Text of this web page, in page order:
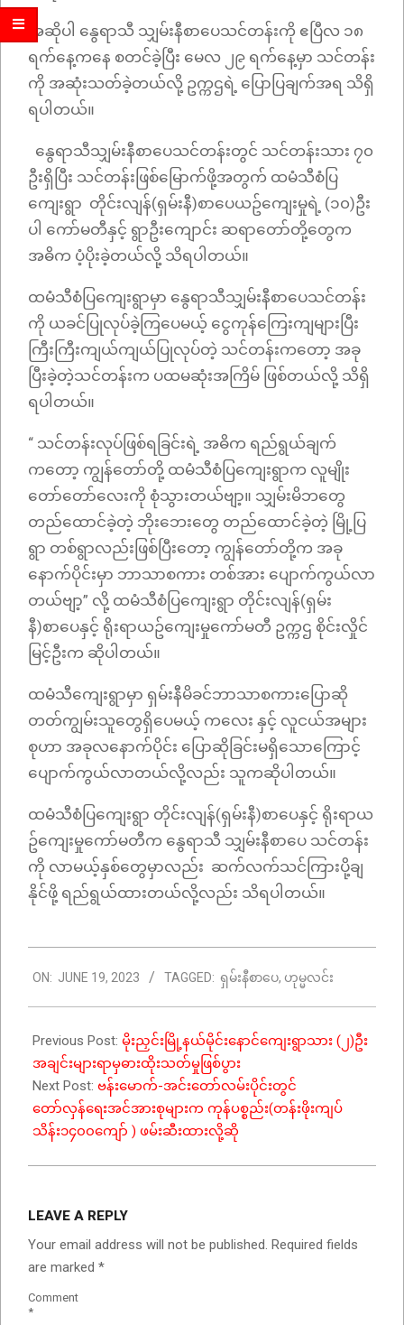
အဆိုပါ နွေရာသီ သျှမ်းနီစာပေသင်တန်းကို ဧပြီလ ၁၈
ရက်နေ့ကနေ စတင်ခဲ့ပြီး မေလ ၂၉ ရက်နေ့မှာ သင်တန်း
ကို အဆုံးသတ်ခဲ့တယ်လို့ ဥက္ကဌရဲ့ ပြောပြချက်အရ သိရှိ
ရပါတယ်။
နွေရာသီသျှမ်းနီစာပေသင်တန်းတွင် သင်တန်းသား ၇၀
ဦးရှိပြီး သင်တန်းဖြစ်မြောက်ဖို့အတွက် ထမံသီစံပြ
ကျေးရွာ တိုင်းလျန်(ရှမ်းနီ)စာပေယဥ်ကျေးမှုရဲ့ (၁၀)ဦး
ပါ ကော်မတီနှင့် ရွာဦးကျောင်း ဆရာတော်တို့တွေက
အဓိက ပံ့ပိုးခဲ့တယ်လို့ သိရပါတယ်။
ထမံသီစံပြကျေးရွာမှာ နွေရာသီသျှမ်းနီစာပေသင်တန်း
ကို ယခင်ပြုလုပ်ခဲ့ကြပေမယ့် ငွေကုန်ကြေးကျများပြီး
ကြီးကြီးကျယ်ကျယ်ပြုလုပ်တဲ့ သင်တန်းကတော့ အခု
ပြီးခဲ့တဲ့သင်တန်းက ပထမဆုံးအကြိမ် ဖြစ်တယ်လို့ သိရှိ
ရပါတယ်။
“ သင်တန်းလုပ်ဖြစ်ရခြင်းရဲ့ အဓိက ရည်ရွယ်ချက်
ကတော့ ကျွန်တော်တို့ ထမံသီစံပြကျေးရွာက လူမျိုး
တော်တော်လေးကို စုံသွားတယ်ဗျာ့။ သျှမ်းမိဘတွေ
တည်ထောင်ခဲ့တဲ့ ဘိုးဘေးတွေ တည်ထောင်ခဲ့တဲ့ မြို့ပြ
ရွာ တစ်ရွာလည်းဖြစ်ပြီးတော့ ကျွန်တော်တို့က အခု
နောက်ပိုင်းမှာ ဘာသာစကား တစ်အား ပျောက်ကွယ်လာ
တယ်ဗျာ့” လို့ ထမံသီစံပြကျေးရွာ တိုင်းလျန်(ရှမ်း
နီ)စာပေနှင့် ရိုးရာယဥ်ကျေးမှုကော်မတီ ဥက္ကဌ စိုင်းလှိုင်
မြင့်ဦးက ဆိုပါတယ်။
ထမံသီကျေးရွာမှာ ရှမ်းနီမိခင်ဘာသာစကားပြောဆို
တတ်ကျွမ်းသူတွေရှိပေမယ့် ကလေး နှင့် လူငယ်အများ
စုဟာ အခုလနောက်ပိုင်း ပြောဆိုခြင်းမရှိသောကြောင့်
ပျောက်ကွယ်လာတယ်လို့လည်း သူကဆိုပါတယ်။
ထမံသီစံပြကျေးရွာ တိုင်းလျန်(ရှမ်းနီ)စာပေနှင့် ရိုးရာယ
ဥ်ကျေးမှုကော်မတီက နွေရာသီ သျှမ်းနီစာပေ သင်တန်း
ကို လာမယ့်နှစ်တွေမှာလည်း ဆက်လက်သင်ကြားပို့ချ
နိုင်ဖို့ ရည်ရွယ်ထားတယ်လို့လည်း သိရပါတယ်။
06-
19
ON: JUNE 19, 2023 TAGGED: ရှမ်းနီစာပေ, ဟုမ္မလင်း
Previous Post: မိုးညှင်းမြို့နယ်မိုင်းနောင်ကျေးရွာသား (၂)ဦး
အချင်းများရာမှဓားထိုးသတ်မှုဖြစ်ပွား
Next Post: ဗန်းမောက်-အင်းတော်လမ်းပိုင်းတွင်
တော်လှန်ရေးအင်အားစုများက ကုန်ပစ္စည်း(တန်းဖိုးကျပ်
သိန်း၁၄၀၀ကျော် ) ဖမ်းဆီးထားလို့ဆို
LEAVE A REPLY
Your email address will not be published. Required fields
are marked *
Comment
*